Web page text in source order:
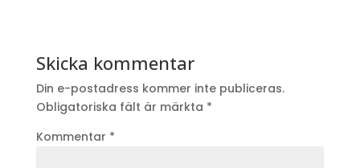
Skicka kommentar
Din e-postadress kommer inte publiceras.
Obligatoriska fält är märkta *
Kommentar *